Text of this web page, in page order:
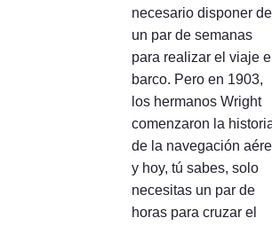
necesario disponer de
un par de semanas
para realizar el viaje
barco. Pero en 1903,
los hermanos Wright
comenzaron la
de la navegación
y hoy, tú sabes, solo
necesitas un par de
horas para cruzar el